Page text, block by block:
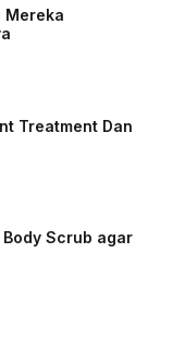
Mereka
Treatment Dan
Scrub agar